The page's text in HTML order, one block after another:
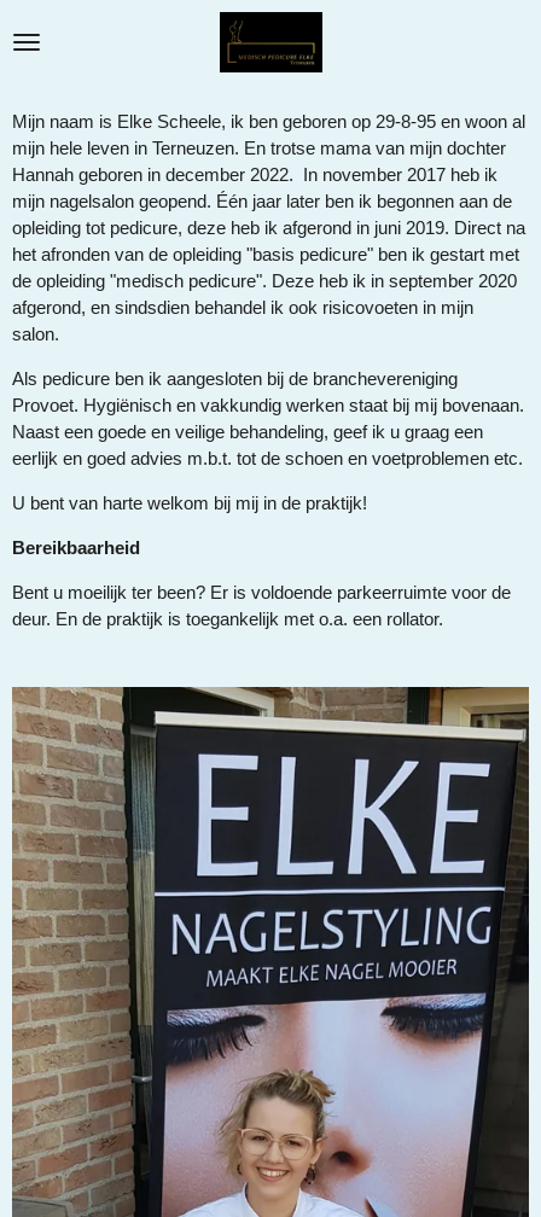
direct
hoofdinhoud
Mijn naam is Elke Scheele, ik ben geboren op 29-8-95 en woon al
mijn hele leven in Terneuzen. En trotse mama van mijn dochter
Hannah geboren in december 2022. In november 2017 heb ik
mijn nagelsalon geopend. Één jaar later ben ik begonnen aan de
opleiding tot pedicure, deze heb ik afgerond in juni 2019. Direct na
het afronden van de opleiding "basis pedicure" ben ik gestart met
de opleiding "medisch pedicure". Deze heb ik in september 2020
afgerond, en sindsdien behandel ik ook risicovoeten in mijn
salon.
Als pedicure ben ik aangesloten bij de branchevereniging
Provoet. Hygiënisch en vakkundig werken staat bij mij bovenaan.
Naast een goede en veilige behandeling, geef ik u graag een
eerlijk en goed advies m.b.t. tot de schoen en voetproblemen etc.
U bent van harte welkom bij mij in de praktijk!
Bereikbaarheid
Bent u moeilijk ter been? Er is voldoende parkeerruimte voor de
deur. En de praktijk is toegankelijk met o.a. een rollator.